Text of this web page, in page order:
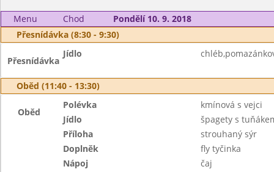
Menu Chod
Pondělí 10. 9. 2018
Přesnídávka (8:30 - 9:30)
Přesnídávka
Jídlo
Oběd (11:40 - 13:30)
Oběd
Polévka
kmínová s vejci
Jídlo
špagety s
Příloha
strouhaný sýr
Doplněk
fly tyčinka
Nápoj
čaj